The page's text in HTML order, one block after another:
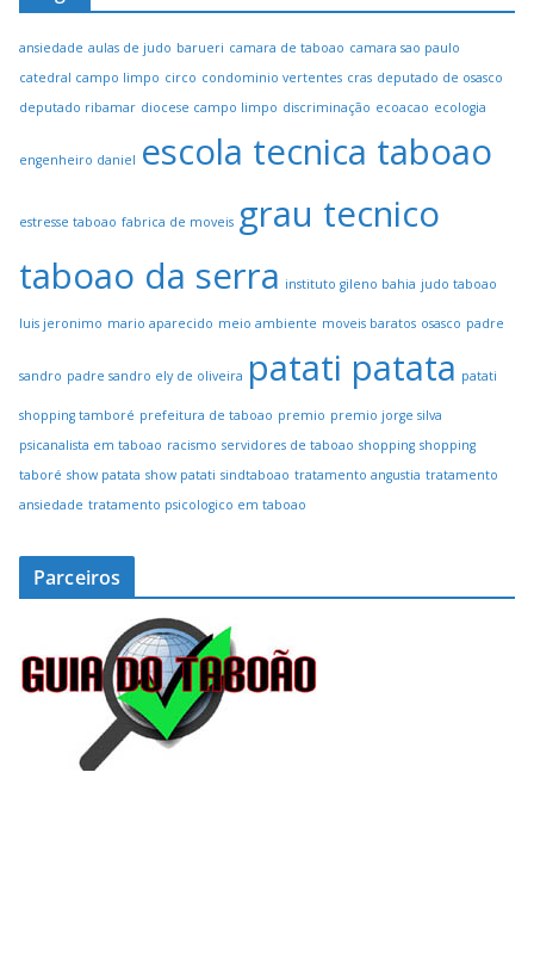
ansiedade aulas de judo barueri camara de taboao camara sao paulo
catedral campo limpo circo condominio vertentes cras deputado de osasco
deputado ribamar diocese campo limpo discriminação ecoacao ecologia
engenheiro daniel escola tecnica taboao
estresse taboao fabrica de moveis grau tecnico
taboao da serra instituto gileno bahia judo taboao
luis jeronimo mario aparecido meio ambiente moveis baratos osasco padre
sandro padre sandro ely de oliveira patati patata patati
shopping tamboré prefeitura de taboao premio premio jorge silva
psicanalista em taboao racismo servidores de taboao shopping shopping
taboré show patata show patati sindtaboao tratamento angustia tratamento
ansiedade tratamento psicologico em taboao
Parceiros